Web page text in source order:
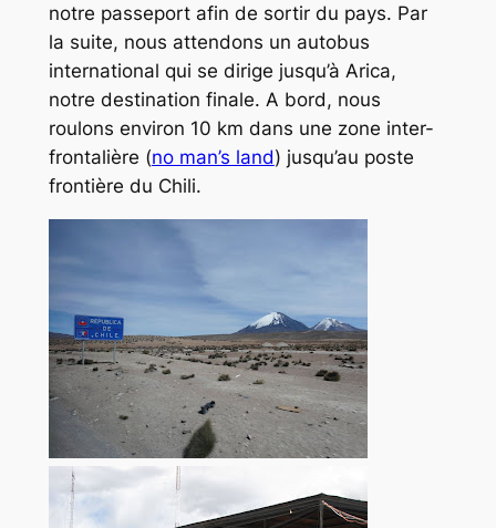
notre passeport afin de sortir du pays. Par
la suite, nous attendons un autobus
international qui se dirige jusqu’à Arica,
notre destination finale. A bord, nous
roulons environ 10 km dans une zone inter-
frontalière (no man’s land) jusqu’au poste
frontière du Chili.